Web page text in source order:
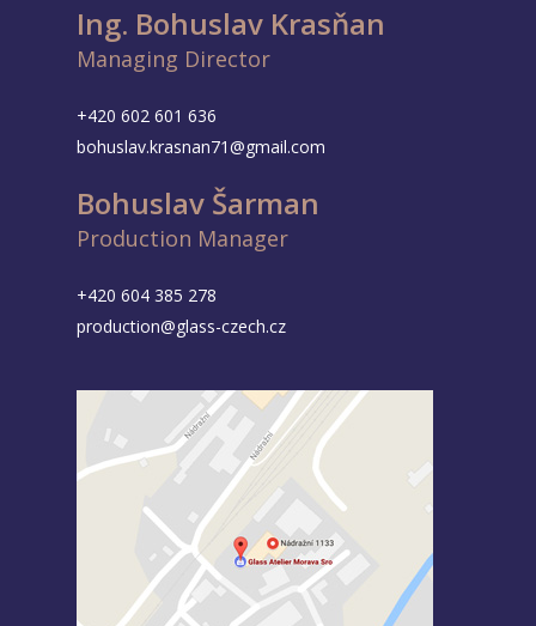
Ing. Bohuslav Krasňan
Managing Director
+420 602 601 636
bohuslav.krasnan71@gmail.com
Bohuslav Šarman
Production Manager
+420 604 385 278
production@glass-czech.cz